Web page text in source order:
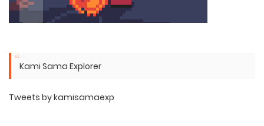
Kami Sama Explorer
Tweets by kamisamaexp